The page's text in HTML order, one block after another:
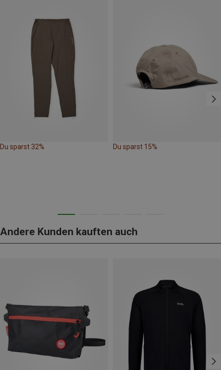
Du sparst 32% Du sparst 15%
Andere Kunden kauften auch